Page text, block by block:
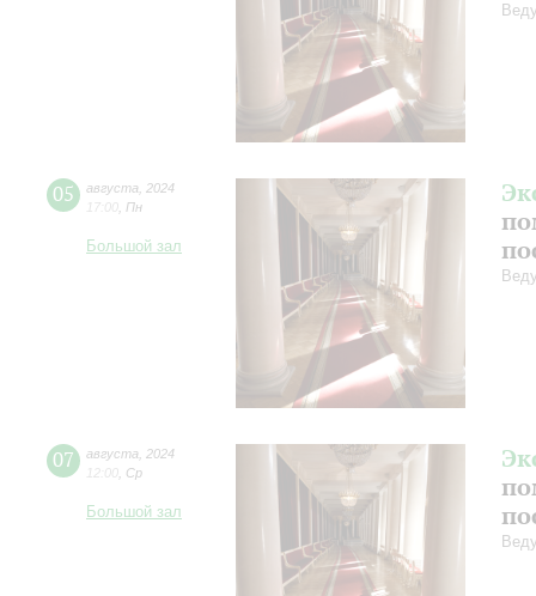
05 августа
2024
17:00 Пн
Большой зал
07 августа
2024
12:00 Ср
Большой зал